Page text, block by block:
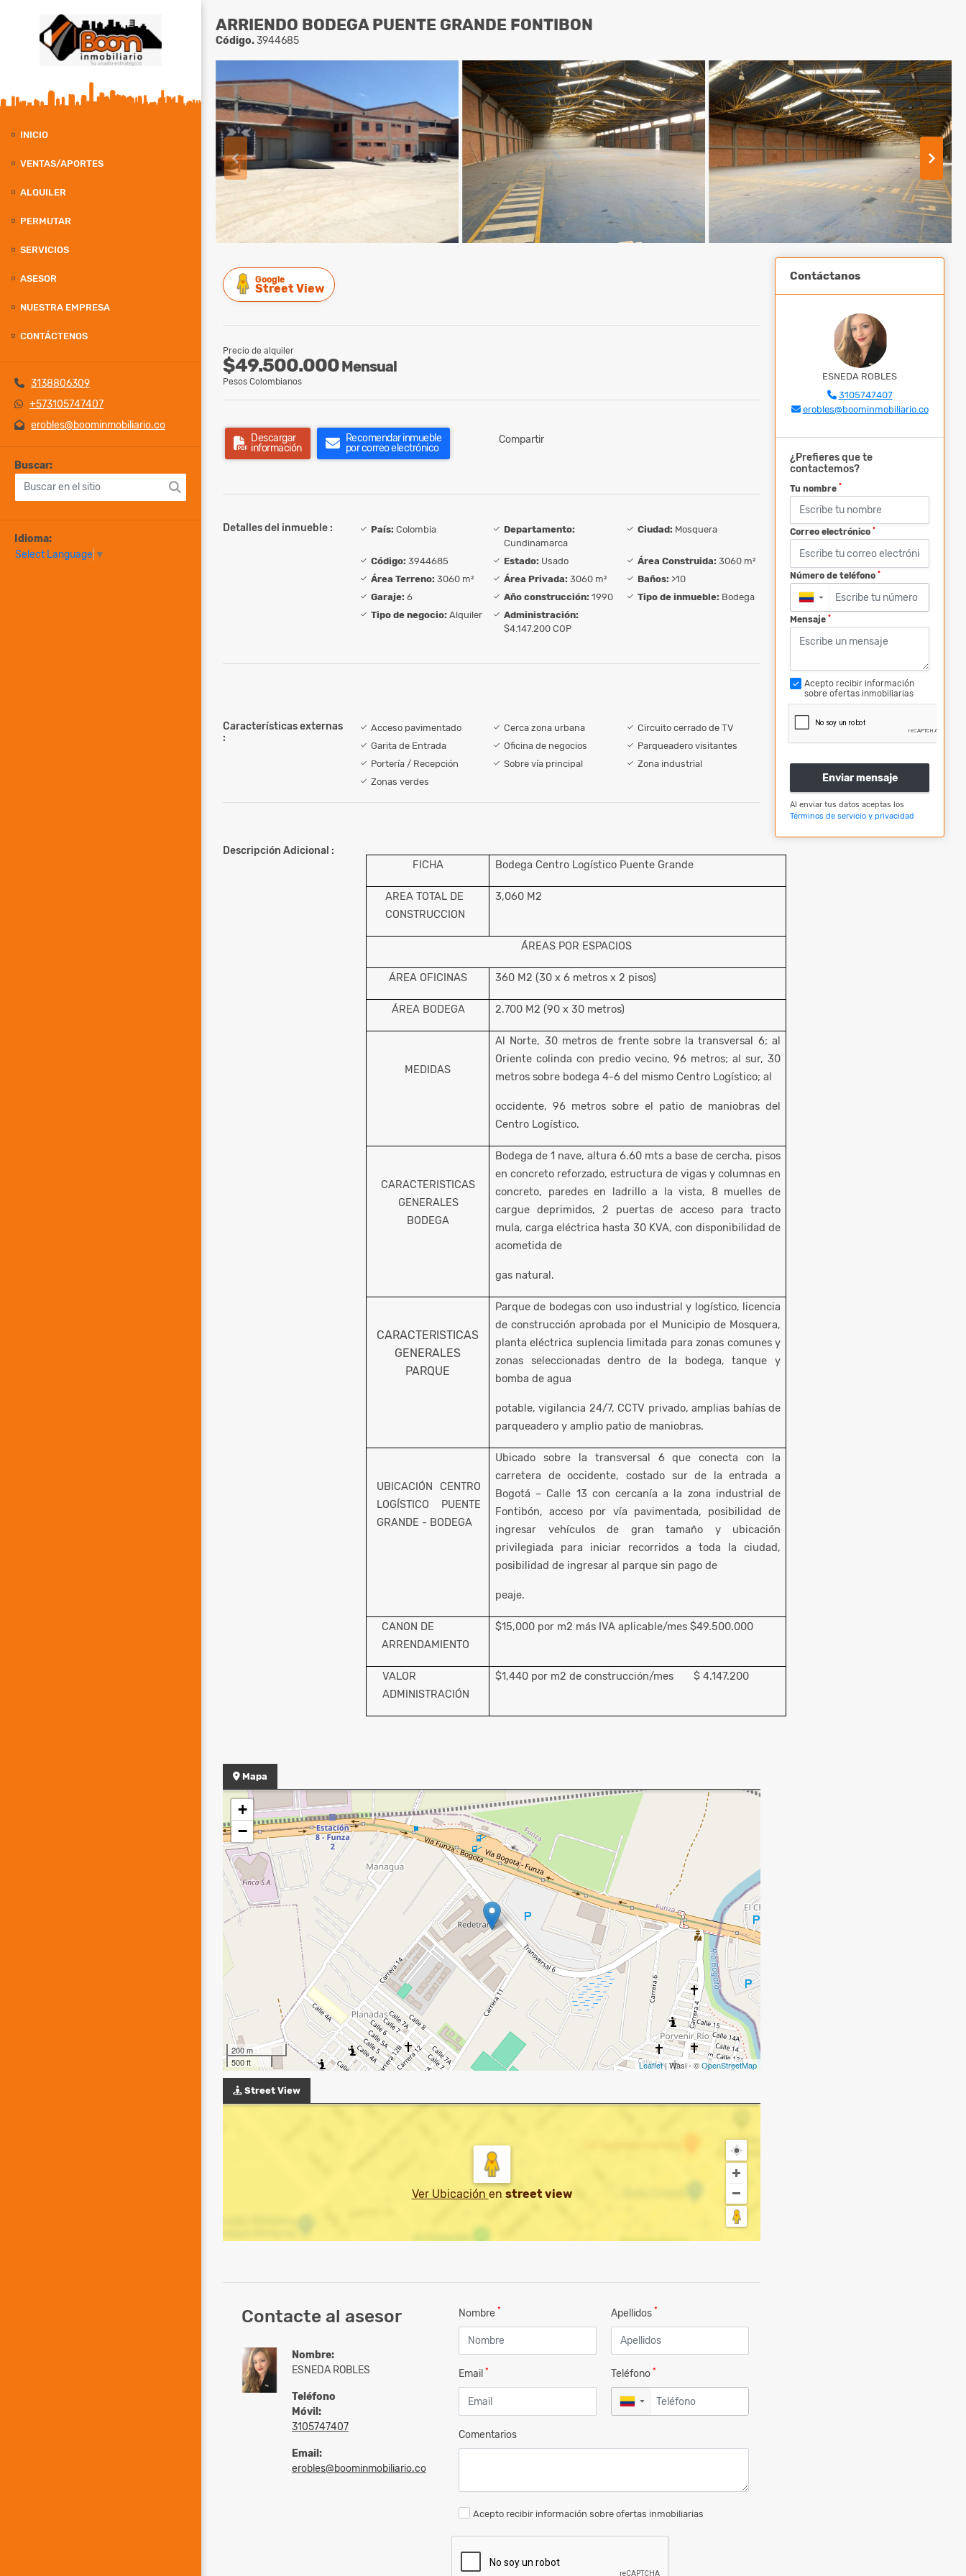
INICIO
VENTAS/APORTES
ALQUILER
PERMUTAR
SERVICIOS
ASESOR
NUESTRA EMPRESA
CONTÁCTENOS
3138806309
+573105747407
erobles@boominmobiliario.co
Buscar:
Idioma:
Select Language ▼
ARRIENDO BODEGA PUENTE GRANDE FONTIBON
Código.3944685
Google
Street View
Precio de alquiler
$49.500.000Mensual
Pesos Colombianos
Descargar
información
Recomendar inmueble
por correo electrónico
Compartir
Detalles del inmueble : País: Colombia
Departamento:
Cundinamarca
Ciudad: Mosquera
Código: 3944685 Estado: Usado Área Construida: 3060 m²
Área Terreno: 3060 m² Área Privada: 3060 m² Baños: >10
Garaje: 6 Año construcción: 1990 Tipo de inmueble: Bodega
Tipo de negocio: Alquiler
Administración:
$4.147.200 COP
Características externas
:
Acceso pavimentado Cerca zona urbana
Circuito cerrado de TV
Garita de Entrada
Oficina de negocios
Parqueadero visitantes
Portería / Recepción
Sobre vía principal
Zona industrial
Zonas verdes
Descripción Adicional :
FICHA Bodega Centro Logístico Puente Grande
AREA TOTAL DE
CONSTRUCCION
3,060 M2
ÁREAS POR ESPACIOS
ÁREA OFICINAS 360 M2 (30 x 6 metros x 2 pisos)
ÁREA BODEGA 2.700 M2 (90 x 30 metros)
MEDIDAS
Al Norte, 30 metros de frente sobre la transversal 6; al
Oriente colinda con predio vecino, 96 metros; al sur, 30
metros sobre bodega 4-6 del mismo Centro Logístico; al
occidente, 96 metros sobre el patio de maniobras del
Centro Logístico.
CARACTERISTICAS
GENERALES
BODEGA
Bodega de 1 nave, altura 6.60 mts a base de cercha, pisos
en concreto reforzado, estructura de vigas y columnas en
concreto, paredes en ladrillo a la vista, 8 muelles de
cargue deprimidos, 2 puertas de acceso para tracto
mula, carga eléctrica hasta 30 KVA, con disponibilidad de
acometida de
gas natural.
CARACTERISTICAS
GENERALES
PARQUE
Parque de bodegas con uso industrial y logístico, licencia
de construcción aprobada por el Municipio de Mosquera,
planta eléctrica suplencia limitada para zonas comunes y
zonas seleccionadas dentro de la bodega, tanque y
bomba de agua
potable, vigilancia 24/7, CCTV privado, amplias bahías de
parqueadero y amplio patio de maniobras.
UBICACIÓN CENTRO
LOGÍSTICO PUENTE
GRANDE - BODEGA
Ubicado sobre la transversal 6 que conecta con la
carretera de occidente, costado sur de la entrada a
Bogotá – Calle 13 con cercanía a la zona industrial de
Fontibón, acceso por vía pavimentada, posibilidad de
ingresar vehículos de gran tamaño y ubicación
privilegiada para iniciar recorridos a toda la ciudad,
posibilidad de ingresar al parque sin pago de
peaje.
CANON DE
ARRENDAMIENTO
$15,000 por m2 más IVA aplicable/mes $49.500.000
VALOR
ADMINISTRACIÓN
$1,440 por m2 de construcción/mes $ 4.147.200
Mapa
+
−
200 m
500 ft
Leaflet| Wasi - ©OpenStreetMap
Street View
Ver Ubicación en street view
Contacte al asesor
Nombre:
ESNEDA ROBLES
Teléfono
Móvil:
3105747407
Email:
erobles@boominmobiliario.co
Nombre * Apellidos *
Email * Teléfono *
▼
Comentarios
Acepto recibir información sobre ofertas inmobiliarias
Contáctanos
ESNEDA ROBLES
3105747407
erobles@boominmobiliario.co
¿Prefieres que te
contactemos?
Tu nombre *
Correo electrónico *
Número de teléfono *
▼
Mensaje *
Acepto recibir información
sobre ofertas inmobiliarias
Enviar mensaje
Al enviar tus datos aceptas los
Términos de servicio y privacidad